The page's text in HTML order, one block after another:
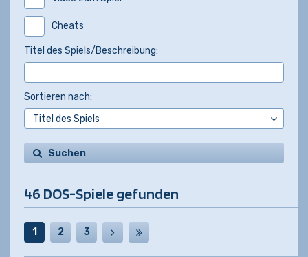
Cheats
Titel des Spiels/Beschreibung:
Sortieren nach:
Suchen
46 DOS-Spiele gefunden
1 2 3